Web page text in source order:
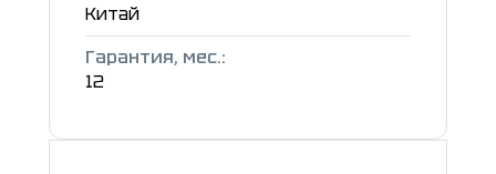
Китай
Гарантия, мес.:
12